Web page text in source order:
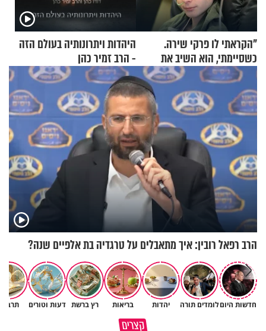
"הקראתי לו פרקי שירה.
כשסיימתי, הוא השיב את
נשמתו לבורא"
היהדות ויתרונותיה בעולם הזה
- הרב זמיר כהן
הרב רפאל רובין: איך מתאבלים על טרגדיה בת אלפיים שנה?
חדשות היוםלומדים תורה יהדות בריאות רץ ברשת דעות וטורים
קצריםמדוע האמונה נמשלה למלח?
גם ׳הרע׳ זה הרחמים של בורא